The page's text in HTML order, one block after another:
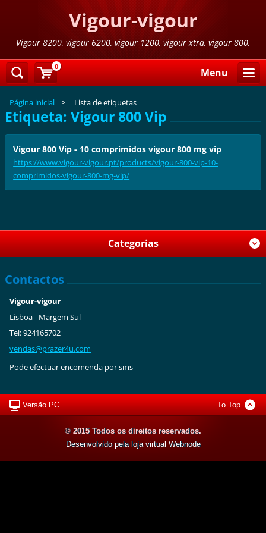
Vigour-vigour
Vigour 8200, vigour 6200, vigour 1200, vigour xtra, vigour 800,
Menu
Página inicial > Lista de etiquetas
Etiqueta: Vigour 800 Vip
Vigour 800 Vip - 10 comprimidos vigour 800 mg vip
https://www.vigour-vigour.pt/products/vigour-800-vip-10-
comprimidos-vigour-800-mg-vip/
Categorias
Contactos
Vigour-vigour
Lisboa - Margem Sul
Tel: 924165702
vendas@prazer4u.com
Pode efectuar encomenda por sms
Versão PC To Top
© 2015 Todos os direitos reservados.
Desenvolvido pela loja virtual Webnode
0